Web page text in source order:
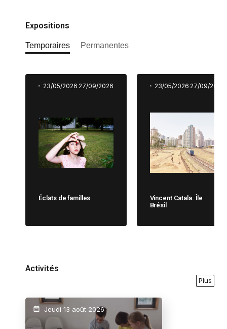
Expositions
Temporaires Permanentes
23/05/2026 27/09/2026
Éclats de familles
23/05/2026 27/09/2026
Vincent Catala. Île
Brésil
Activités
Plus
Jeudi 13 août 2026